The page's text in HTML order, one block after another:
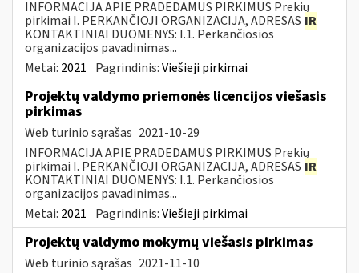
INFORMACIJA APIE PRADEDAMUS PIRKIMUS Prekių
pirkimai I. PERKANČIOJI ORGANIZACIJA, ADRESAS IR
KONTAKTINIAI DUOMENYS: I.1. Perkančiosios
organizacijos pavadinimas...
Metai: 2021 Pagrindinis:Viešieji pirkimai
Projektų valdymo priemonės licencijos viešasis
pirkimas
Web turinio sąrašas 2021-10-29
INFORMACIJA APIE PRADEDAMUS PIRKIMUS Prekių
pirkimai I. PERKANČIOJI ORGANIZACIJA, ADRESAS IR
KONTAKTINIAI DUOMENYS: I.1. Perkančiosios
organizacijos pavadinimas...
Metai: 2021 Pagrindinis:Viešieji pirkimai
Projektų valdymo mokymų viešasis pirkimas
Web turinio sąrašas 2021-11-10